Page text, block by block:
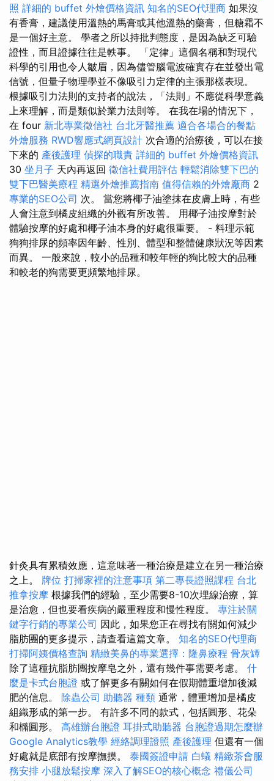
照 詳細的 buffet 外燴價格資訊 知名的SEO代理商 如果沒
有香膏，建議使用溫熱的馬膏或其他溫熱的藥膏，但糖霜不
是一個好主意。 學者之所以持批判態度，是因為缺乏可驗
證性，而且證據往往是軼事。 「定律」這個名稱和對現代
科學的引用也令人皺眉，因為儘管腦電波確實存在並發出電
信號，但量子物理學並不像吸引力定律的主張那樣表現。
根據吸引力法則的支持者的說法，「法則」不應從科學意義
上來理解，而是類似於業力法則等。 在我在場的情況下，
在 four 新北專業徵信社 台北牙醫推薦 適合各場合的餐點
外燴服務 RWD響應式網頁設計 次合適的治療後，可以在接
下來的 產後護理 偵探的職責 詳細的 buffet 外燴價格資訊
30 坐月子 天內再返回 徵信社費用評估 輕鬆消除雙下巴的
雙下巴醫美療程 精選外燴推薦指南 值得信賴的外燴廠商 2
專業的SEO公司 次。 當您將椰子油塗抹在皮膚上時，有些
人會注意到橘皮組織的外觀有所改善。 用椰子油按摩對於
體驗按摩的好處和椰子油本身的好處很重要。 - 料理示範
狗狗排尿的頻率因年齡、性別、體型和整體健康狀況等因素
而異。 一般來說，較小的品種和較年輕的狗比較大的品種
和較老的狗需要更頻繁地排尿。
針灸具有累積效應，這意味著一種治療是建立在另一種治療
之上。 牌位 打掃家裡的注意事項 第二專長證照課程 台北
推拿按摩 根據我們的經驗，至少需要8-10次埋線治療，算
是治愈，但也要看疾病的嚴重程度和慢性程度。 專注於關
鍵字行銷的專業公司 因此，如果您正在尋找有關如何減少
脂肪團的更多提示，請查看這篇文章。 知名的SEO代理商
打掃阿姨價格查詢 精緻美鼻的專業選擇：隆鼻療程 骨灰罈
除了這種抗脂肪團按摩皂之外，還有幾件事需要考慮。 什
麼是卡式台胞證 或了解更多有關如何在假期體重增加後減
肥的信息。 除蟲公司 助聽器 種類 通常，體重增加是橘皮
組織形成的第一步。 有許多不同的款式，包括圓形、花朵
和橢圓形。 高雄辦台胞證 耳掛式助聽器 台胞證過期怎麼辦
Google Analytics教學 經絡調理證照 產後護理 但還有一個
好處就是底部有按摩撫摸。 泰國簽證申請 白蟻 精緻茶會服
務安排 小腿放鬆按摩 深入了解SEO的核心概念 禮儀公司